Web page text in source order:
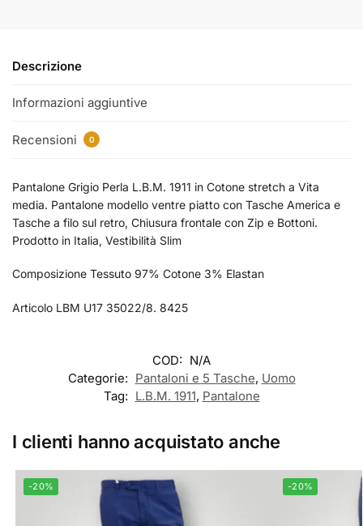
Descrizione
Informazioni aggiuntive
Recensioni 0
Pantalone Grigio Perla L.B.M. 1911 in Cotone stretch a Vita
media. Pantalone modello ventre piatto con Tasche America e
Tasche a filo sul retro, Chiusura frontale con Zip e Bottoni.
Prodotto in Italia, Vestibilità Slim
Composizione Tessuto 97% Cotone 3% Elastan
Articolo LBM U17 35022/8. 8425
COD: N/A
Categorie: Pantaloni e 5 Tasche, Uomo
Tag: L.B.M. 1911, Pantalone
I clienti hanno acquistato anche
-20% -20%